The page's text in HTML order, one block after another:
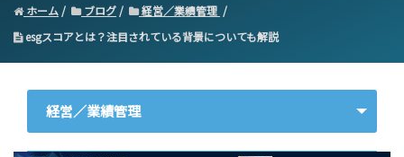
ホーム ブログ
経営／業績管理
esgスコアとは？注目されている背景についても解説
経営／業績管理